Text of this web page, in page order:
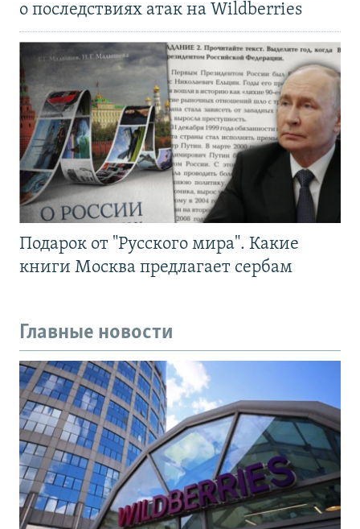
о последствиях атак на Wildberries
Подарок от "Русского мира". Какие
книги Москва предлагает сербам
Главные новости